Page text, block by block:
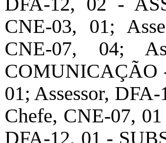
CNE-03, 01;
CNE-07, 04;
COMUNICAÇÃO
01; Assessor,
Chefe, CNE-07,
DFA-12, 01 -